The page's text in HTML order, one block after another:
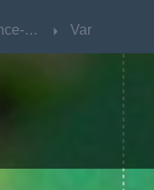
Provence-Alpes-Côte d'Azur Var
Provence-Alpes-Côte d'Azur Var